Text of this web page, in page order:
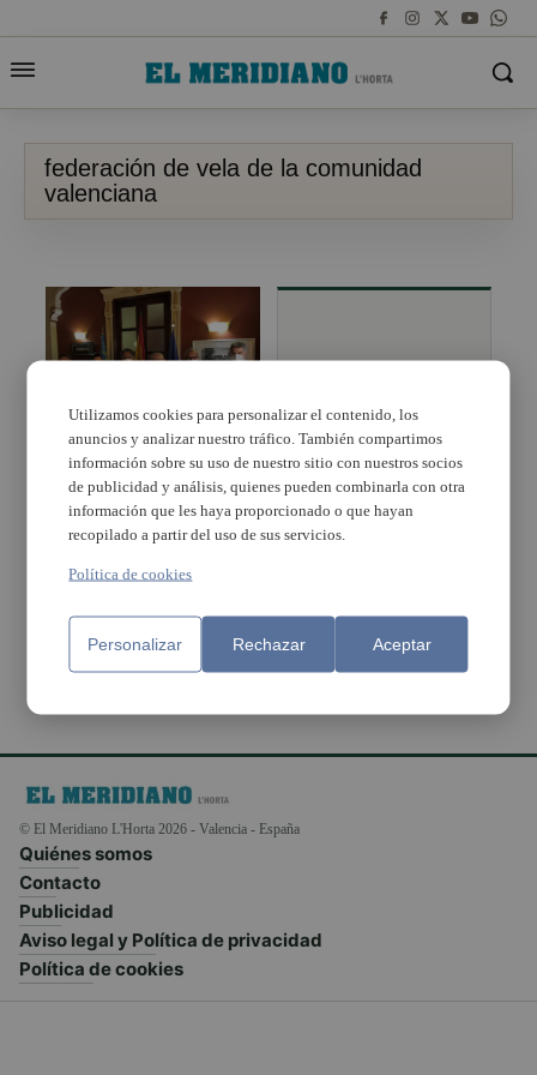
federación de vela de la comunidad
valenciana
El Ayuntamiento de
Alboraya colabora con
la Federación de Vela
de la Comunitat para
promocionar sus
disciplinas deportivas
Última regata de
vela en Pobla
Marina
© El Meridiano L'Horta 2026 - Valencia - España
Quiénes somos
Contacto
Publicidad
Aviso legal y Política de privacidad
Política de cookies
Utilizamos cookies para personalizar el contenido, los
anuncios y analizar nuestro tráfico. También compartimos
información sobre su uso de nuestro sitio con nuestros socios
de publicidad y análisis, quienes pueden combinarla con otra
información que les haya proporcionado o que hayan
recopilado a partir del uso de sus servicios.
Política de cookies
Personalizar Rechazar Aceptar